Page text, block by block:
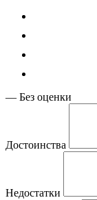
— Без оценки
Достоинства
Недостатки